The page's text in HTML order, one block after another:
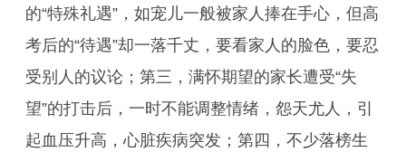
的“特殊礼遇”，如宠儿一般被家人捧在手心，但高
考后的“待遇”却一落千丈，要看家人的脸色，要忍
受别人的议论；第三，满怀期望的家长遭受“失
望”的打击后，一时不能调整情绪，怨天尤人，引
起血压升高，心脏疾病突发；第四，不少落榜生